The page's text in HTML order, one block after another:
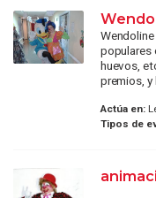
populares
huevos,
premios, y
Actúa en:
Tipos de